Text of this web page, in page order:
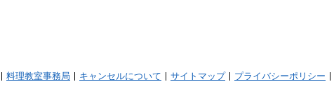
料理教室事務局 キャンセルについて サイトマップ プライバシーポリシー